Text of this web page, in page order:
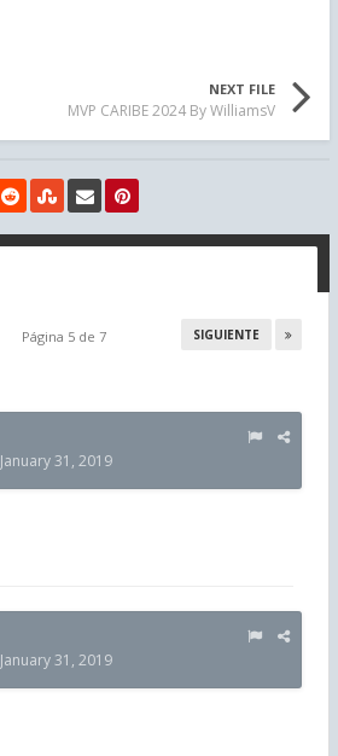
NEXT FILE
MVP CARIBE 2024 By WilliamsV
SIGUIENTE
Página 5 de 7
January 31, 2019
January 31, 2019